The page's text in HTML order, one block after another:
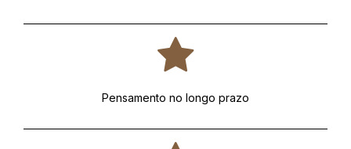
Pensamento no longo prazo